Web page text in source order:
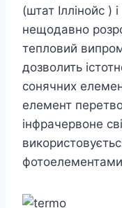
(штат Іллінойс )
нещодавно
тепловий
дозволить
сонячних
елемент
інфрачервоне